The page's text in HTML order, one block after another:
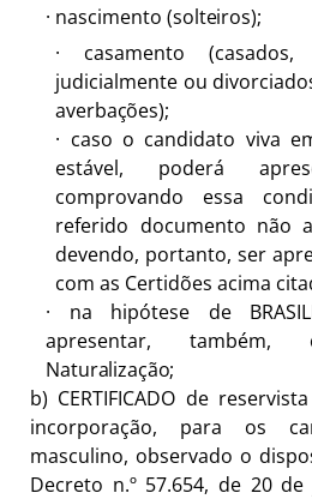
· nascimento(solteiros);
· casamento
judicialmente ou
averbações);
· caso o candidato viva
estável, poderá
comprovando essa
referido documento não
devendo, portanto, ser
com as Certidões acima
· na hipótese de
apresentar,
Naturalização;
b) CERTIFICADO de
incorporação, para os
masculino, observado o
Decreto n.º 57.654, de 20